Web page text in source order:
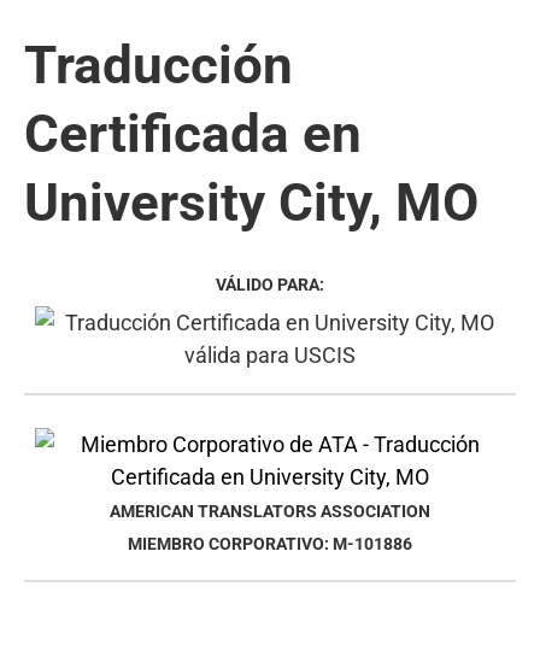
Traducción
Certificada en
University City, MO
VÁLIDO PARA:
AMERICAN TRANSLATORS ASSOCIATION
MIEMBRO CORPORATIVO: M-101886